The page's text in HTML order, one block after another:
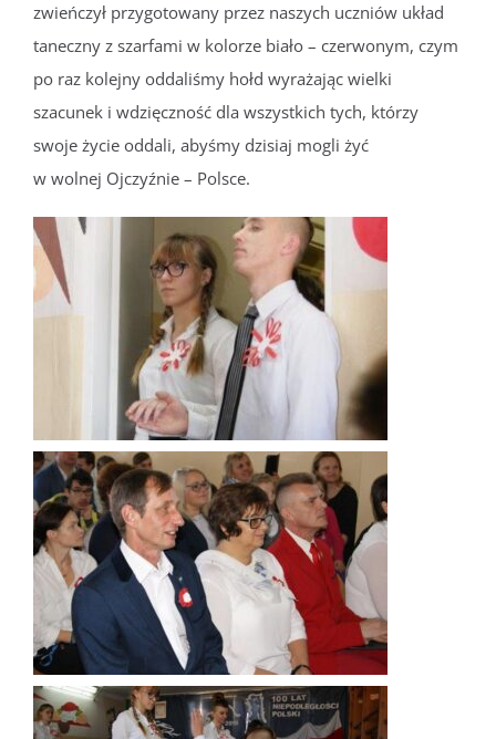
zwieńczył przygotowany przez naszych uczniów układ
taneczny z szarfami w kolorze biało – czerwonym, czym
po raz kolejny oddaliśmy hołd wyrażając wielki
szacunek i wdzięczność dla wszystkich tych, którzy
swoje życie oddali, abyśmy dzisiaj mogli żyć
w wolnej Ojczyźnie – Polsce.